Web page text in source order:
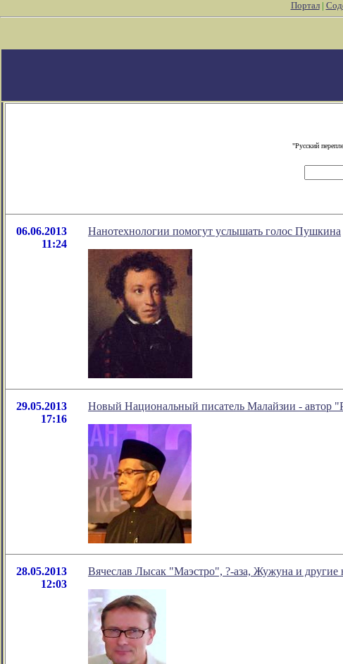
Портал|
"Русский
06.06.2013
11:24
Нанотехнологии помогут услышать голос Пушкина
29.05.2013
17:16
Новый Национальный писатель Малайзии - автор
28.05.2013
12:03
Вячеслав Лысак "Маэстро", ?-аза, Жужуна и другие